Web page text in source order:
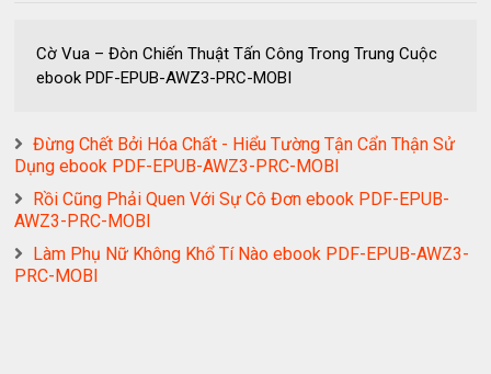
Cờ Vua – Đòn Chiến Thuật Tấn Công Trong Trung Cuộc
ebook PDF-EPUB-AWZ3-PRC-MOBI
Đừng Chết Bởi Hóa Chất - Hiểu Tường Tận Cẩn Thận Sử
Dụng ebook PDF-EPUB-AWZ3-PRC-MOBI
Rồi Cũng Phải Quen Với Sự Cô Đơn ebook PDF-EPUB-
AWZ3-PRC-MOBI
Làm Phụ Nữ Không Khổ Tí Nào ebook PDF-EPUB-AWZ3-
PRC-MOBI